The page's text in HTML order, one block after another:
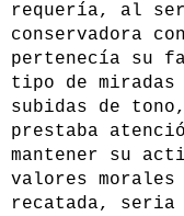
requería, al ser
conservadora
pertenecía su
tipo de miradas
subidas de
prestaba
mantener su
valores
recatada, seria